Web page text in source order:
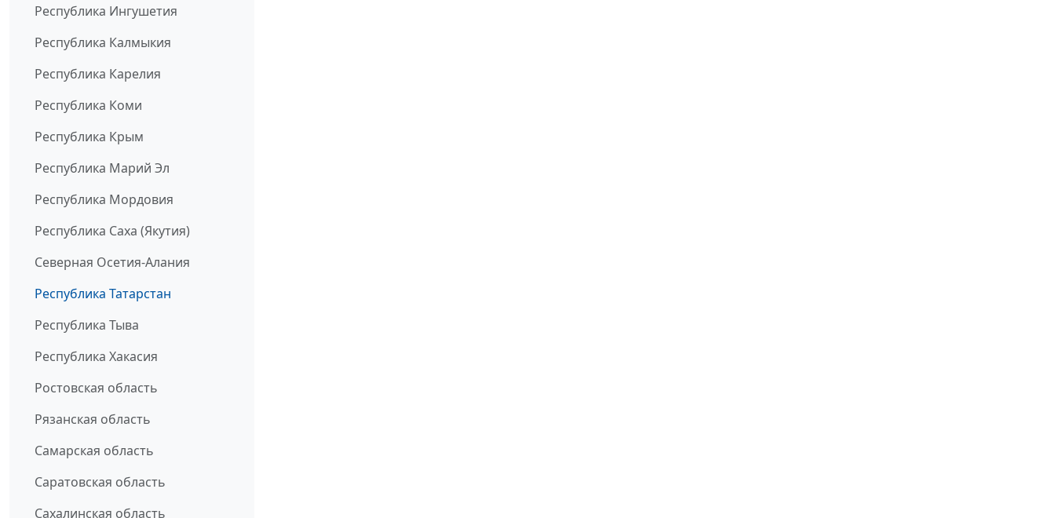
Республика Ингушетия
Республика Калмыкия
Республика Карелия
Республика Коми
Республика Крым
Республика Марий Эл
Республика Мордовия
Республика Саха (Якутия)
Северная Осетия-Алания
Республика Татарстан
Республика Тыва
Республика Хакасия
Ростовская область
Рязанская область
Самарская область
Саратовская область
Сахалинская область